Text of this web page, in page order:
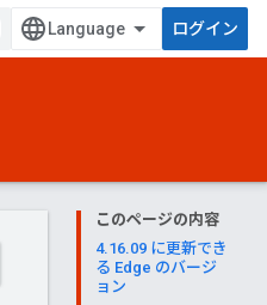
ログイン
このページの内容
4.16.09 に更新でき
る Edge のバージ
ョン